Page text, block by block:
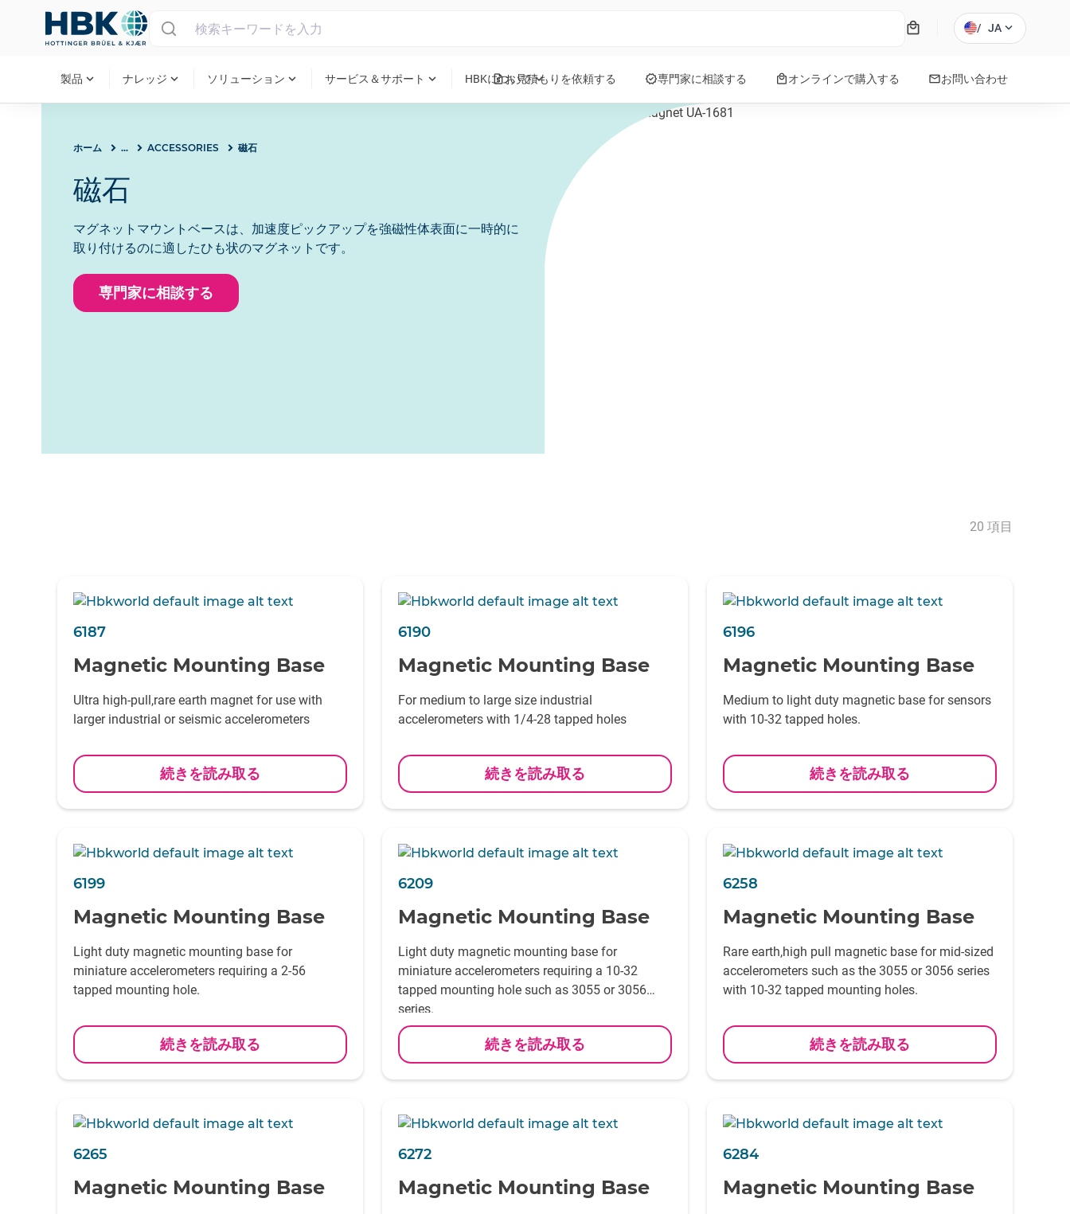
local_mall / JA expand_more
製品 expand_more ナレッジ expand_more ソリューション expand_more サービス＆サポート expand_more HBKについてexpand_more
request_quoteお見積もりを依頼する verified専門家に相談する local_mallオンラインで購入する mailお問い合わせ
ホーム ... ACCESSORIES 磁石
磁石
マグネットマウントベースは、加速度ピックアップを強磁性体表面に一時的に
取り付けるのに適したひも状のマグネットです。
専門家に相談する
20 項目
6187
Magnetic Mounting Base
Ultra high-pull,rare earth magnet for use with
larger industrial or seismic accelerometers
続きを読み取る
6190
Magnetic Mounting Base
For medium to large size industrial
accelerometers with 1/4-28 tapped holes
続きを読み取る
6196
Magnetic Mounting Base
Medium to light duty magnetic base for sensors
with 10-32 tapped holes.
続きを読み取る
6199
Magnetic Mounting Base
Light duty magnetic mounting base for
miniature accelerometers requiring a 2-56
tapped mounting hole.
続きを読み取る
6209
Magnetic Mounting Base
Light duty magnetic mounting base for
miniature accelerometers requiring a 10-32
tapped mounting hole such as 3055 or 3056
series.
続きを読み取る
6258
Magnetic Mounting Base
Rare earth,high pull magnetic base for mid-sized
accelerometers such as the 3055 or 3056 series
with 10-32 tapped mounting holes.
続きを読み取る
6265
Magnetic Mounting Base
6272
Magnetic Mounting Base
6284
Magnetic Mounting Base